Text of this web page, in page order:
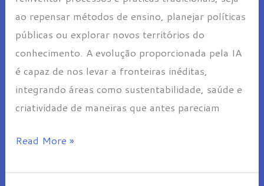
ao repensar métodos de ensino, planejar políticas
públicas ou explorar novos territórios do
conhecimento. A evolução proporcionada pela IA
é capaz de nos levar a fronteiras inéditas,
integrando áreas como sustentabilidade, saúde e
criatividade de maneiras que antes pareciam
Read More »